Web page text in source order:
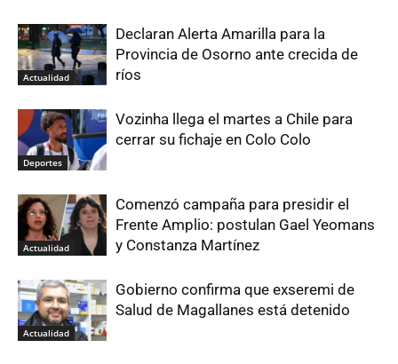
Actualidad
Declaran Alerta Amarilla para la
Provincia de Osorno ante crecida de
ríos
Deportes
Vozinha llega el martes a Chile para
cerrar su fichaje en Colo Colo
Actualidad
Comenzó campaña para presidir el
Frente Amplio: postulan Gael Yeomans
y Constanza Martínez
Actualidad
Gobierno confirma que exseremi de
Salud de Magallanes está detenido